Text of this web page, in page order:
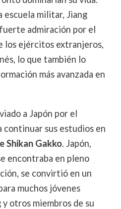
escuela militar, Jiang
admiración por el
los ejércitos extranjeros,
lo que también lo
más avanzada en
a Japón por el
continuar sus estudios en
Shikan Gakko. Japón,
encontraba en pleno
se convirtió en un
muchos jóvenes
otros miembros de su